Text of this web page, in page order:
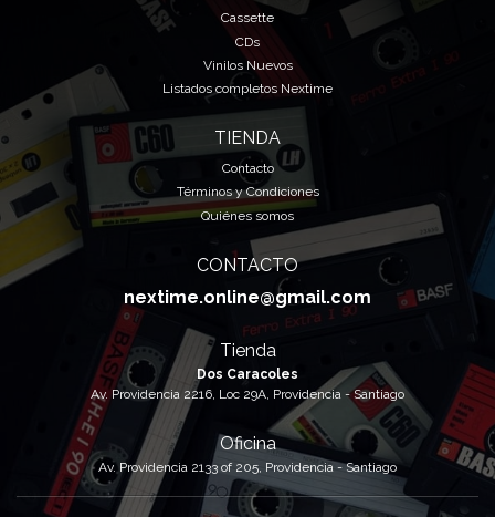
Cassette
CDs
Vinilos Nuevos
Listados completos Nextime
TIENDA
Contacto
Términos y Condiciones
Quiénes somos
CONTACTO
nextime.online@gmail.com
Tienda
Dos Caracoles
Av. Providencia 2216, Loc 29A, Providencia - Santiago
Oficina
Av. Providencia 2133 of 205, Providencia - Santiago